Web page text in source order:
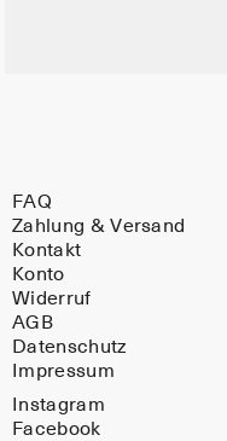
FAQ
Zahlung & Versand
Kontakt
Konto
Widerruf
AGB
Datenschutz
Impressum
Instagram
Facebook